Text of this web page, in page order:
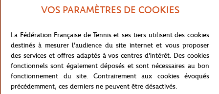
Un t-shirt avec du caractère, qui se distingue par la qualité de ses
Référence : RTSW0726-EVE
Caractéristiques
VOS PARAMÈTRES DE COOKIES
La Fédération Française de Tennis et ses tiers utilisent des cookies
destinés à mesurer l'audience du site internet et vous proposer
des services et offres adaptés à vos centres d'intérêt. Des cookies
fonctionnels sont également déposés et sont nécessaires au bon
fonctionnement du site. Contrairement aux cookies évoqués
précédemment, ces derniers ne peuvent être désactivés.